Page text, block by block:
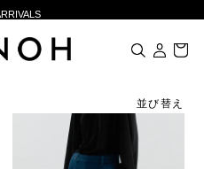
イントプレゼント
イントプレゼント
並び替え